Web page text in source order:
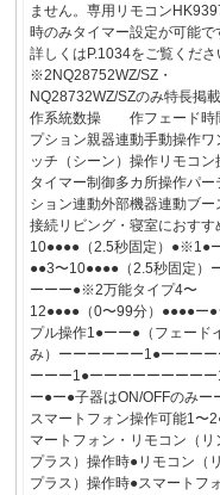
ません。専用リモコン
時のみタイマー設定が可能で
詳しくはP.1034をご覧くださ
※2NQ28752WZ/SZ・
NQ28732WZ/SZのみ特長掲
作系統数操 作フェード時
プション親器連動手動操作ワ
ッチ（シーン）操作リモコン
タイマー制御多カ所操作パー
ション連動外部機器連動ブー
接続リビング・寝室におすす
10●●●●（2.5秒固定）●※1●
●●3〜10●●●●（2.5秒固定）
ーーー●※2万能タイプ4〜
12●●●●（0〜99分）●●●●ー●
プル操作1●ーー●（フェード
み）ーーーーーー1●ーーーー
ーーー1●ーーーーーーーー
ー●ー●子器はON/OFFのみー
スマートフォン操作可能1〜
マートフォン・リモコン（リ
プラス）操作時●リモコン（
プラス）操作時●スマートフ